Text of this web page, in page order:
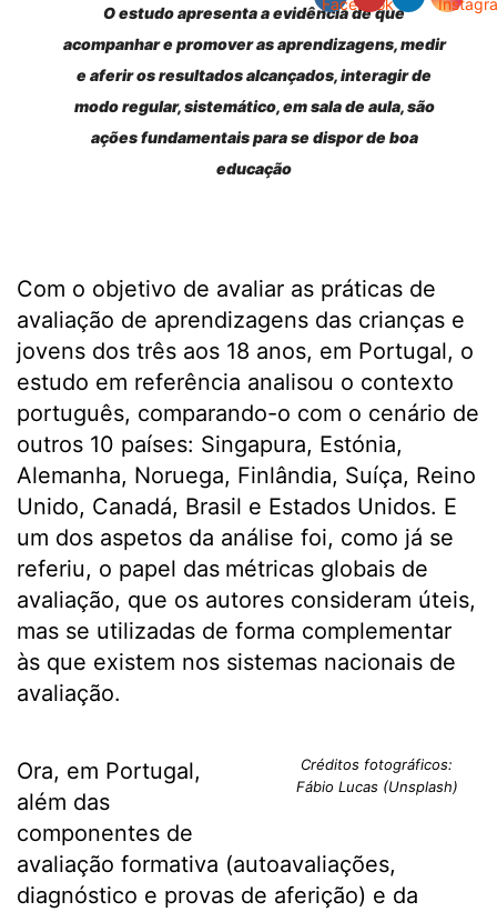
O estudo apresenta a evidência de que
acompanhar e promover as aprendizagens, medir
e aferir os resultados alcançados, interagir de
modo regular, sistemático, em sala de aula, são
ações fundamentais para se dispor de boa
educação
Com o objetivo de avaliar as práticas de
avaliação de aprendizagens das crianças e
jovens dos três aos 18 anos, em Portugal, o
estudo em referência analisou o contexto
português, comparando-o com o cenário de
outros 10 países: Singapura, Estónia,
Alemanha, Noruega, Finlândia, Suíça, Reino
Unido, Canadá, Brasil e Estados Unidos. E
um dos aspetos da análise foi, como já se
referiu, o papel das métricas globais de
avaliação, que os autores consideram úteis,
mas se utilizadas de forma complementar
às que existem nos sistemas nacionais de
avaliação.
Créditos fotográficos:
Fábio Lucas (Unsplash)
Ora, em Portugal,
além das
componentes de
avaliação formativa (autoavaliações,
diagnóstico e provas de aferição) e da